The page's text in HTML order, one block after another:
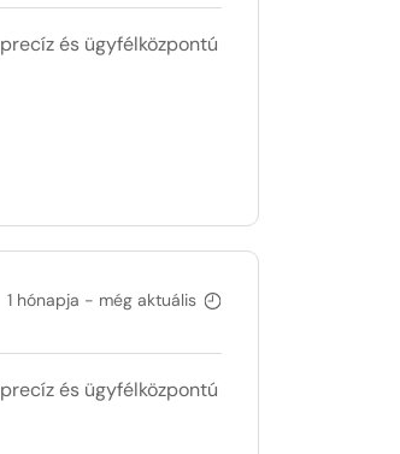
és ügyfélközpontú
1 hónapja - még aktuális
és ügyfélközpontú